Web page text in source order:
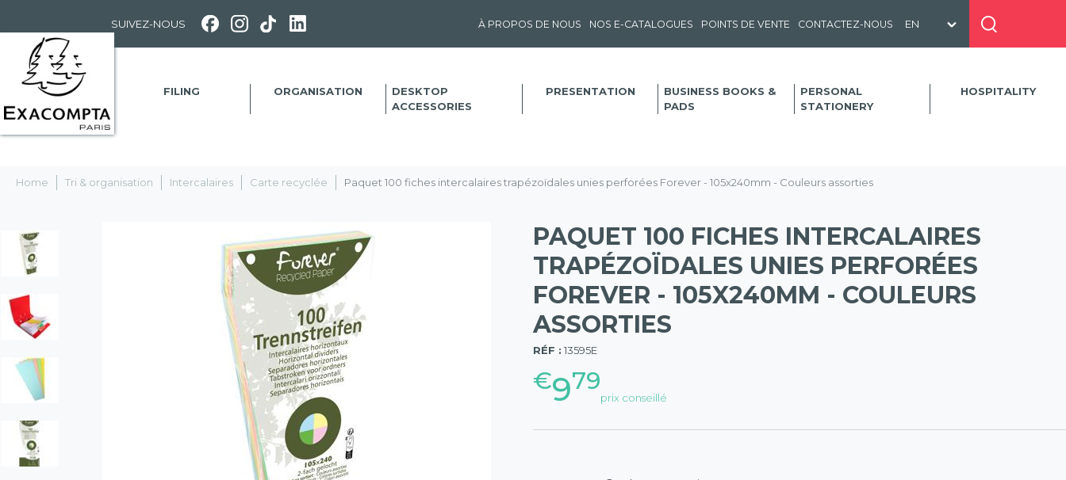
SUIVEZ-NOUS À PROPOS DE NOUS NOS E-CATALOGUES POINTS DE VENTE CONTACTEZ-NOUS
FILING ORGANISATION
DESKTOP
ACCESSORIES
PRESENTATION
BUSINESS BOOKS &
PADS
PERSONAL
STATIONERY
HOSPITALITY
Home Tri & organisation Intercalaires Carte recyclée Paquet 100 fiches intercalaires trapézoïdales unies perforées Forever - 105x240mm - Couleurs assorties
PAQUET 100 FICHES INTERCALAIRES
TRAPÉZOÏDALES UNIES PERFORÉES
FOREVER - 105X240MM - COULEURS
ASSORTIES
RÉF : 13595E
€979
prix conseillé
(57)